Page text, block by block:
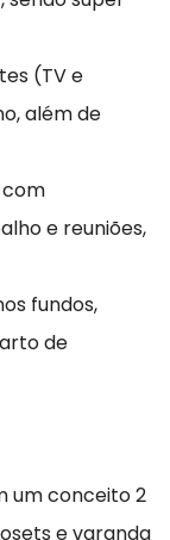
(TV e
além de
com
e reuniões,
fundos,
de
um conceito 2
e varanda